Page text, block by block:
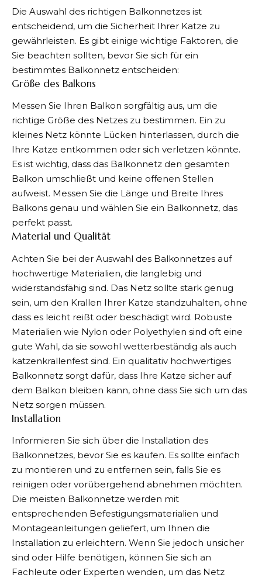
Die Auswahl des richtigen Balkonnetzes ist
entscheidend, um die Sicherheit Ihrer Katze zu
gewährleisten. Es gibt einige wichtige Faktoren, die
Sie beachten sollten, bevor Sie sich für ein
bestimmtes Balkonnetz entscheiden:
Größe des Balkons
Messen Sie Ihren Balkon sorgfältig aus, um die
richtige Größe des Netzes zu bestimmen. Ein zu
kleines Netz könnte Lücken hinterlassen, durch die
Ihre Katze entkommen oder sich verletzen könnte.
Es ist wichtig, dass das Balkonnetz den gesamten
Balkon umschließt und keine offenen Stellen
aufweist. Messen Sie die Länge und Breite Ihres
Balkons genau und wählen Sie ein Balkonnetz, das
perfekt passt.
Material und Qualität
Achten Sie bei der Auswahl des Balkonnetzes auf
hochwertige Materialien, die langlebig und
widerstandsfähig sind. Das Netz sollte stark genug
sein, um den Krallen Ihrer Katze standzuhalten, ohne
dass es leicht reißt oder beschädigt wird. Robuste
Materialien wie Nylon oder Polyethylen sind oft eine
gute Wahl, da sie sowohl wetterbeständig als auch
katzenkrallenfest sind. Ein qualitativ hochwertiges
Balkonnetz sorgt dafür, dass Ihre Katze sicher auf
dem Balkon bleiben kann, ohne dass Sie sich um das
Netz sorgen müssen.
Installation
Informieren Sie sich über die Installation des
Balkonnetzes, bevor Sie es kaufen. Es sollte einfach
zu montieren und zu entfernen sein, falls Sie es
reinigen oder vorübergehend abnehmen möchten.
Die meisten Balkonnetze werden mit
entsprechenden Befestigungsmaterialien und
Montageanleitungen geliefert, um Ihnen die
Installation zu erleichtern. Wenn Sie jedoch unsicher
sind oder Hilfe benötigen, können Sie sich an
Fachleute oder Experten wenden, um das Netz